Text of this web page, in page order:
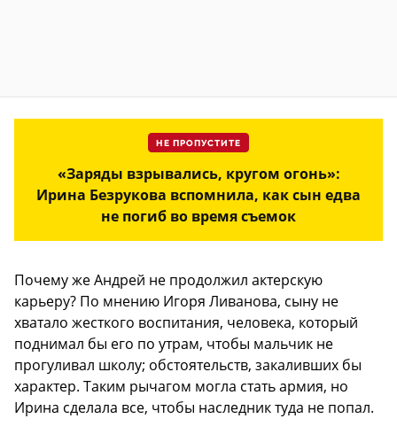
НЕ ПРОПУСТИТЕ
«Заряды взрывались, кругом огонь»:
Ирина Безрукова вспомнила, как сын едва
не погиб во время съемок
Почему же Андрей не продолжил актерскую
карьеру? По мнению Игоря Ливанова, сыну не
хватало жесткого воспитания, человека, который
поднимал бы его по утрам, чтобы мальчик не
прогуливал школу; обстоятельств, закаливших бы
характер. Таким рычагом могла стать армия, но
Ирина сделала все, чтобы наследник туда не попал.